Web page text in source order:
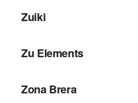
Zuiki
Zu Elements
Zona Brera